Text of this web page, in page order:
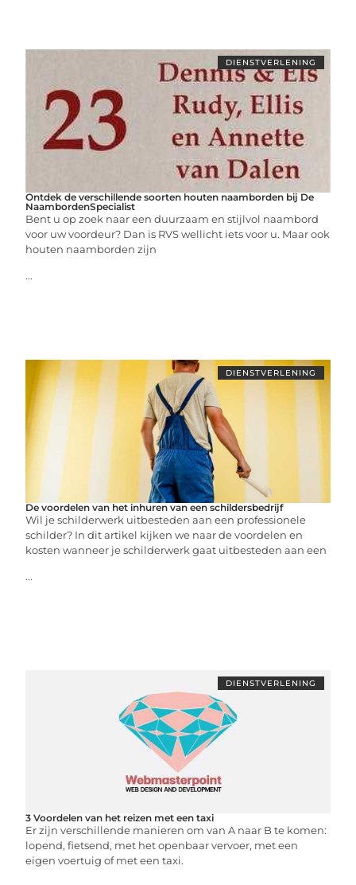
DIENSTVERLENING
Ontdek de verschillende soorten houten naamborden bij De
NaambordenSpecialist
Bent u op zoek naar een duurzaam en stijlvol naambord
voor uw voordeur? Dan is RVS wellicht iets voor u. Maar ook
houten naamborden zijn
...
DIENSTVERLENING
De voordelen van het inhuren van een schildersbedrijf
Wil je schilderwerk uitbesteden aan een professionele
schilder? In dit artikel kijken we naar de voordelen en
kosten wanneer je schilderwerk gaat uitbesteden aan een
...
DIENSTVERLENING
3 Voordelen van het reizen met een taxi
Er zijn verschillende manieren om van A naar B te komen:
lopend, fietsend, met het openbaar vervoer, met een
eigen voertuig of met een taxi.